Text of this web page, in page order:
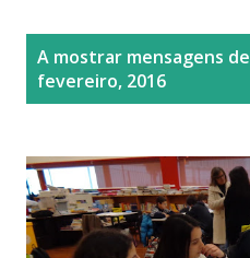
A mostrar mensagens de
fevereiro, 2016